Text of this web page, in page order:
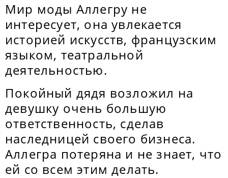
Мир моды Аллегру не
интересует, она увлекается
историей искусств, французским
языком, театральной
деятельностью.
Покойный дядя возложил на
девушку очень большую
ответственность, сделав
наследницей своего бизнеса.
Аллегра потеряна и не знает, что
ей со всем этим делать.